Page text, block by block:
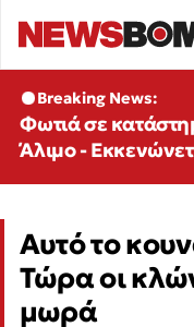
Breaking News:
Φωτιά σε
Άλιμο -
Αυτό το
Τώρα οι
μωρά